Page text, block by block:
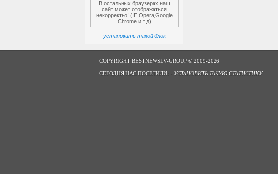
В остальных браузерах наш
сайт может отображаться
некорректно! (IE,Opera,Google
Chrome и т.д)
установить такой блок
COPYRIGHT BESTNEWSLV-GROUP © 2009-2026
СЕГОДНЯ НАС ПОСЕТИЛИ: - УСТАНОВИТЬ ТАКУЮ СТАТИСТИКУ